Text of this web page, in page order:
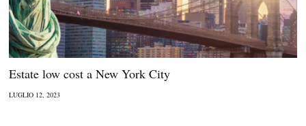
Estate low cost a New York City
LUGLIO 12, 2023